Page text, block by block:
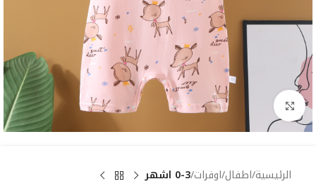
Click to enlarge
الرئيسية اطفال اوفرات 0-3 اشهر